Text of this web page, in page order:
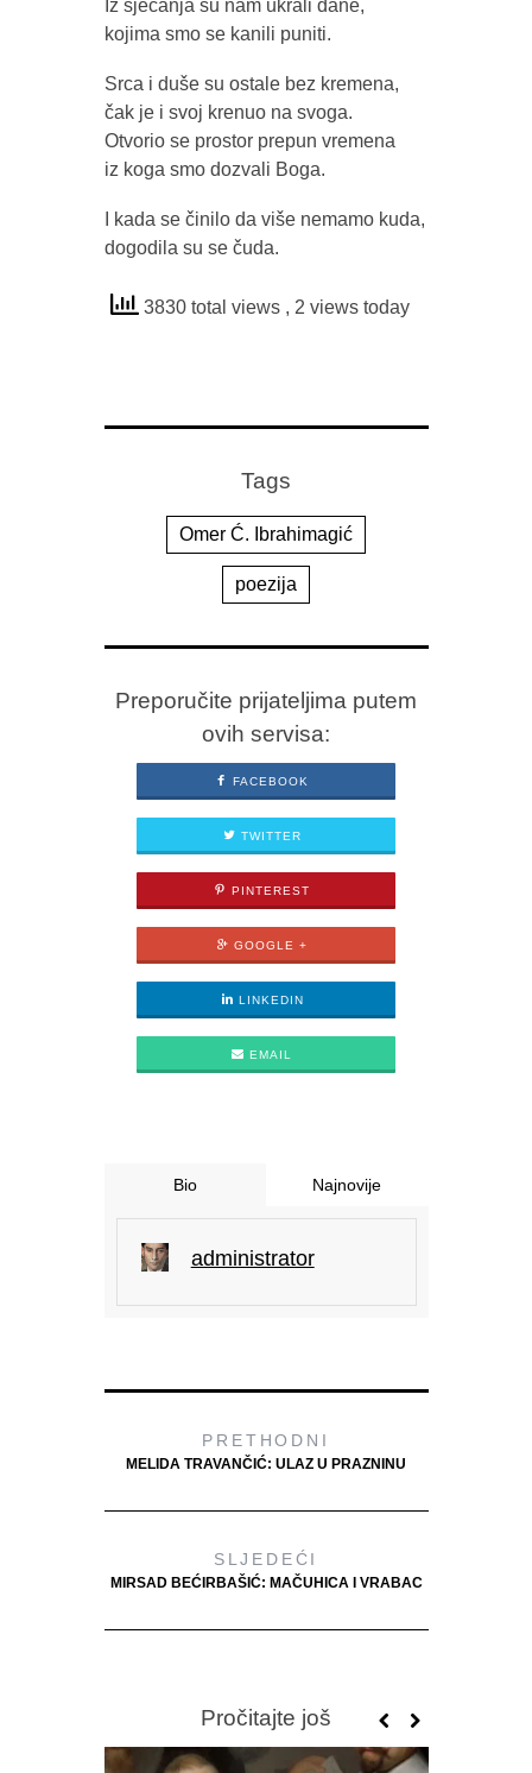
Iz sjećanja su nam ukrali dane,
kojima smo se kanili puniti.
Srca i duše su ostale bez kremena,
čak je i svoj krenuo na svoga.
Otvorio se prostor prepun vremena
iz koga smo dozvali Boga.
I kada se činilo da više nemamo kuda,
dogodila su se čuda.
3830 total views , 2 views today
Tags
Omer Ć. Ibrahimagić
poezija
Preporučite prijateljima putem
ovih servisa:
FACEBOOK
TWITTER
PINTEREST
GOOGLE +
LINKEDIN
EMAIL
Bio Najnovije
administrator
PRETHODNI
MELIDA TRAVANČIĆ: ULAZ U PRAZNINU
SLJEDEĆI
MIRSAD BEĆIRBAŠIĆ: MAČUHICA I VRABAC
Pročitajte još